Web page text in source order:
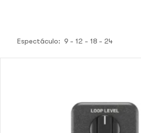
Espectáculo: 9 12 18 24